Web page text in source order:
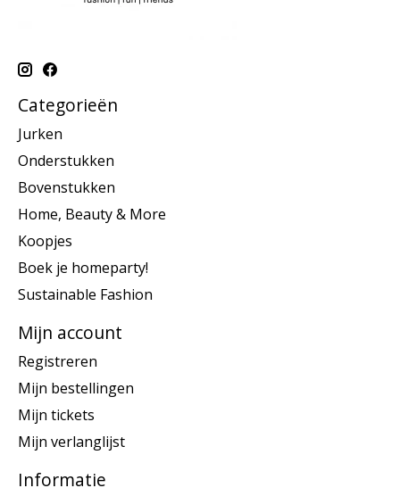
Categorieën
Jurken
Onderstukken
Bovenstukken
Home, Beauty & More
Koopjes
Boek je homeparty!
Sustainable Fashion
Mijn account
Registreren
Mijn bestellingen
Mijn tickets
Mijn verlanglijst
Informatie